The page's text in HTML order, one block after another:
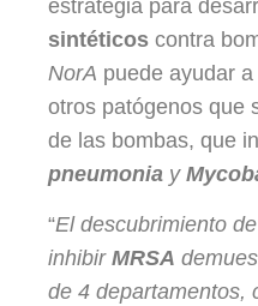
estrategia para
sintéticos contra
NorA puede ayudar
otros patógenos que
de las bombas, que
pneumonia y
“El descubrimiento
inhibir MRSA
de 4 departamentos,